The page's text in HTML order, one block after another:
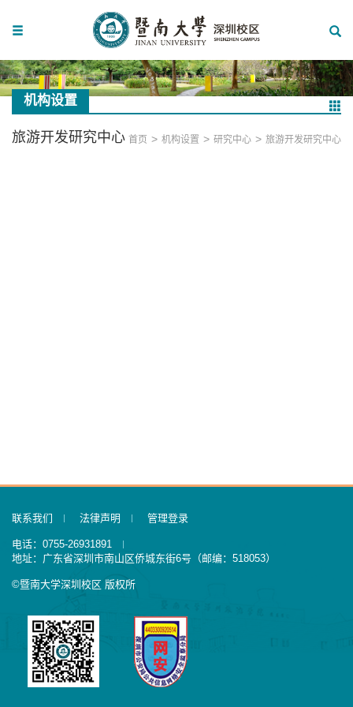
机构设置
旅游开发研究中心 首页 > 机构设置 > 研究中心 > 旅游开发研究中心
联系我们 法律声明 管理登录
电话：0755-26931891
地址：广东省深圳市南山区侨城东街6号（邮编：518053）
©暨南大学深圳校区 版权所